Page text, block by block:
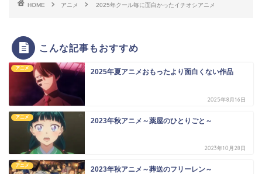
HOME アニメ 2025年クール毎に面白かったイチオシアニメ
こんな記事もおすすめ
アニメ 2025年夏アニメおもったより面白くない作品
2025年8月16日
アニメ 2023年秋アニメ～薬屋のひとりごと～
2023年10月28日
アニメ 2023年秋アニメ～葬送のフリーレン～